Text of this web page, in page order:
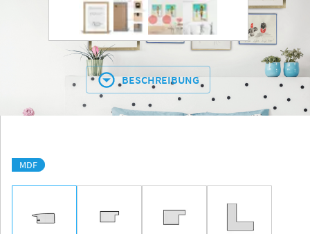
BESCHREIBUNG
MDF